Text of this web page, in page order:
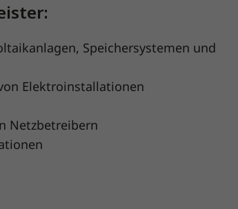
Speichersystemen und
Elektroinstallationen
Netzbetreibern